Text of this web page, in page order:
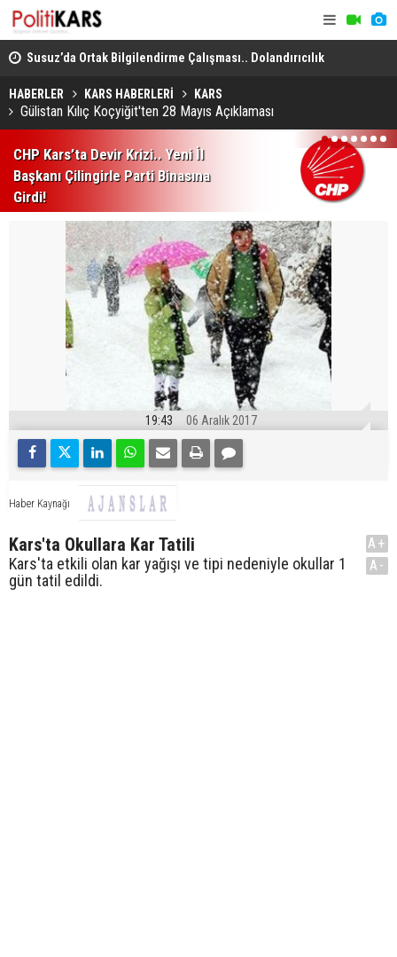
Susuz’da Ortak Bilgilendirme Çalışması.. Dolandırıcılık
ve Şiddete Karşı Uyarı!
HABERLER KARS HABERLERİ KARS
Gülistan Kılıç Koçyiğit'ten 28 Mayıs Açıklaması
CHP Kars’ta Devir Krizi.. Yeni İl
Başkanı Çilingirle Parti Binasına
Girdi!
1 2 3 4 5 6 7
19:43 06 Aralık 2017
Haber Kaynağı
Kars'ta Okullara Kar Tatili
Kars'ta etkili olan kar yağışı ve tipi nedeniyle okullar 1
gün tatil edildi.
A+
A-